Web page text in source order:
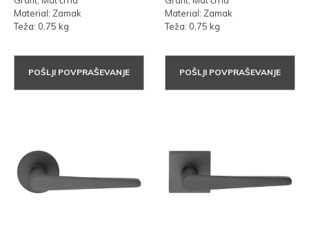
Material: Zamak
Teža: 0,75 kg
POŠLJI POVPRAŠEVANJE
Material: Zamak
Teža: 0,75 kg
POŠLJI POVPRAŠEVANJE